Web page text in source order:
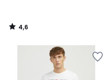
4,6
/